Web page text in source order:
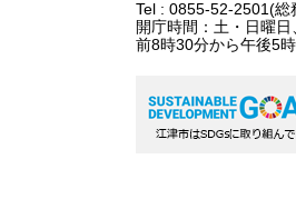
Tel : 0855-52-2501(
開庁時間：土・日曜
前8時30分から午後5